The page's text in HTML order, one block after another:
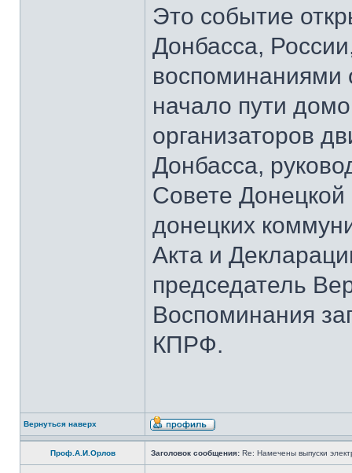
Это событие
Донбасса,
воспоминаниями
начало пути
организаторов
Донбасса,
Совете
донецких
Акта и
председатель
Воспоминания
КПРФ.
Вернуться наверх
Проф.А.И.Орлов Заголовок сообщения: Re: Намечены выпуски